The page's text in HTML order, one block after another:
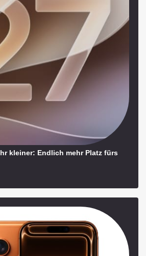
kleiner: Endlich mehr Platz fürs